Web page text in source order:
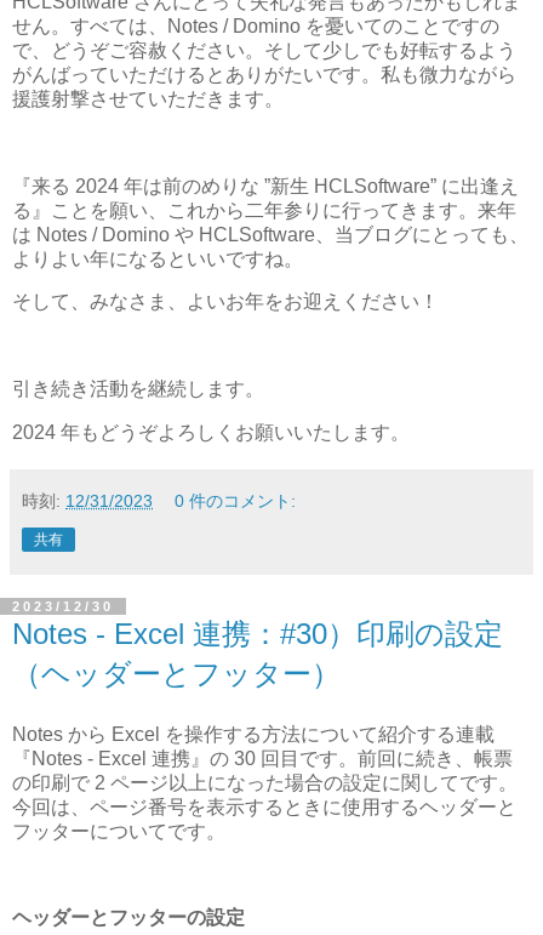
せん。すべては、Notes / Domino を憂いてのことですの
で、どうぞご容赦ください。そして少しでも好転するよう
がんばっていただけるとありがたいです。私も微力ながら
援護射撃させていただきます。
『来る 2024 年は前のめりな ”新生 HCLSoftware” に出逢え
る』ことを願い、これから二年参りに行ってきます。来年
は Notes / Domino や HCLSoftware、当ブログにとっても、
よりよい年になるといいですね。
そして、みなさま、よいお年をお迎えください！
引き続き活動を継続します。
2024 年もどうぞよろしくお願いいたします。
時刻: 12/31/2023 0 件のコメント:
共有
2023/12/30
Notes - Excel 連携：#30）印刷の設定
（ヘッダーとフッター）
Notes から Excel を操作する方法について紹介する連載
『Notes - Excel 連携』の 30 回目です。前回に続き、帳票
の印刷で 2 ページ以上になった場合の設定に関してです。
今回は、ページ番号を表示するときに使用するヘッダーと
フッターについてです。
ヘッダーとフッターの設定